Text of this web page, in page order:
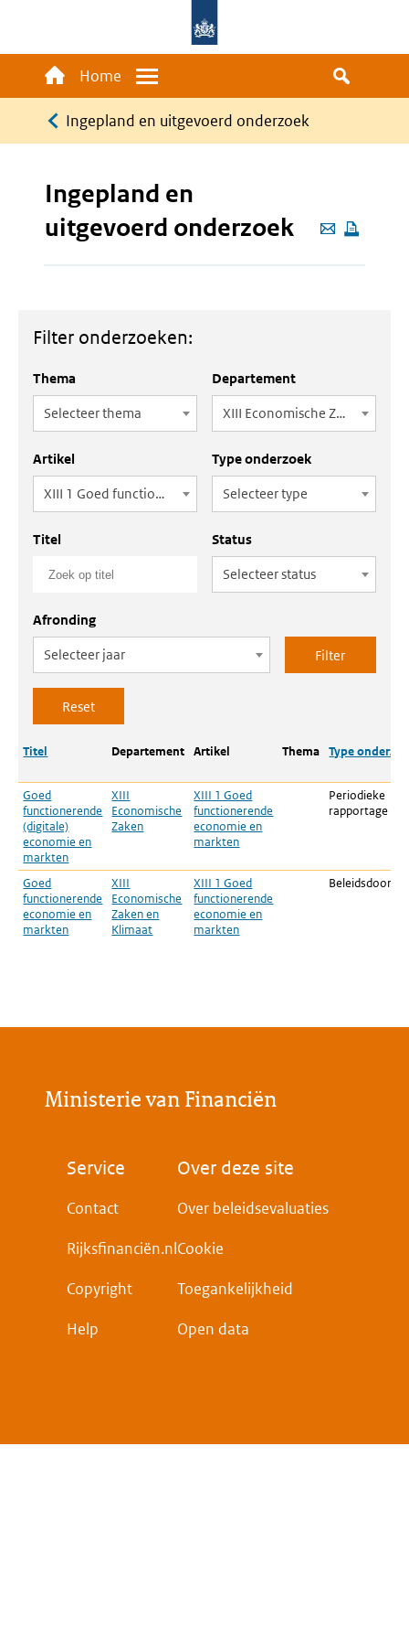
gaan
Main
navigation
Home Menu
Kruimelpad
Ingepland en uitgevoerd onderzoek
Deze
pagina
Ingepland en
uitgevoerd onderzoek
Filter onderzoeken:
Thema
Selecteer thema
Departement
XIII Economische Zaken
Artikel
XIII 1 Goed functionerende economie en markten
Type onderzoek
Selecteer type
Titel
Status
Selecteer status
Afronding
Selecteer jaar
Titel Departement Artikel Thema Type
Goed
functionerende
(digitale)
economie en
markten
XIII
Economische
Zaken
XIII 1 Goed
functionerende
economie en
markten
Periodieke
rapportage
Goed
functionerende
economie en
markten
XIII
Economische
Zaken en
Klimaat
XIII 1 Goed
functionerende
economie en
markten
Ministerie van Financiën
Voet
Service
Contact
Rijksfinanciën.nl
Copyright
Help
Over deze site
Over beleidsevaluaties
Cookie
Toegankelijkheid
Open data